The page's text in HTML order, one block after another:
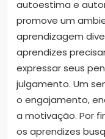
autoestima e
promove um
aprendizagem
aprendizes
expressar seus
julgamento. Um
o engajamento,
a motivação. Por
os aprendizes